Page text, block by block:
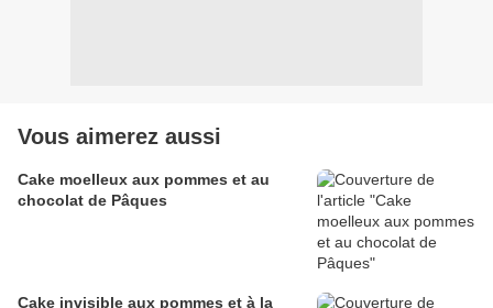
Vous aimerez aussi
Cake moelleux aux pommes et au
chocolat de Pâques
Cake invisible aux pommes et à la